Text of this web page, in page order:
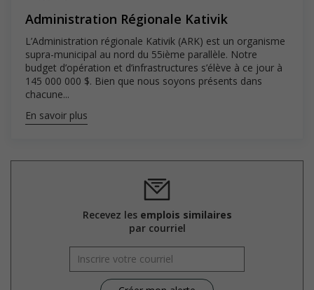
au besoin
Salaire : Minimum de 89 855 $ et maximum de 123 554 $
Avantages sociaux : REER/RCR
Assurance collective
Vacances : 30 jours
Jours fériés : 20 jours, dont 10 jours
L’ARK ne communiquera qu’avec les personnes retenues pour une
Administration Régionale Kativik
L’Administration régionale Kativik (ARK) est un organisme
supra-municipal au nord du 55ième parallèle. Notre
budget d’opération et d’infrastructures s’élève à ce jour à
145 000 000 $. Bien que nous soyons présents dans
chacune...
En savoir plus
Recevez les emplois similaires
par courriel